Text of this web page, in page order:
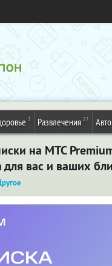
3 Развлечения 27 Авто
на МТС
вас и ваших